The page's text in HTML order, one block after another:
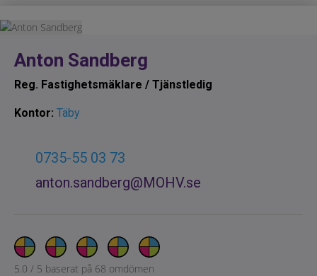
Anton Sandberg
Reg. Fastighetsmäklare / Tjänstledig
Kontor: Täby
0735-55 03 73
anton.sandberg@MOHV.se
5.0 / 5 baserat på 68 omdömen